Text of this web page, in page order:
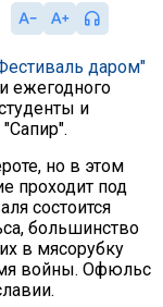
даром"
ежегодного
и
но в этом
проходит под
состоится
большинство
в мясорубку
войны. Офюльс